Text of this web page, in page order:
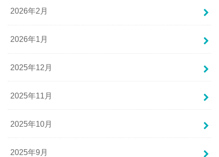
2026年2月
2026年1月
2025年12月
2025年11月
2025年10月
2025年9月